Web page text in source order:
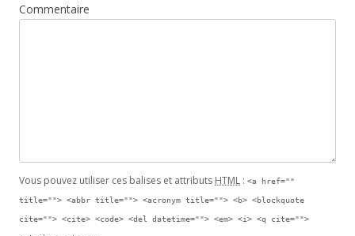
Commentaire
Vous pouvez utiliser ces balises et attributs HTML : <a href=""
title=""> <abbr title=""> <acronym title=""> <b> <blockquote
cite=""> <cite> <code> <del datetime=""> <em> <i> <q cite="">